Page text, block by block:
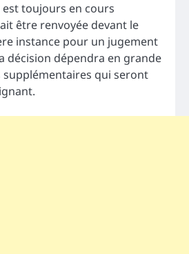
est toujours en cours
être renvoyée devant le
instance pour un jugement
décision dépendra en grande
supplémentaires qui seront